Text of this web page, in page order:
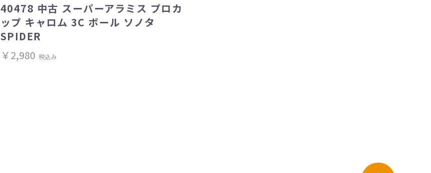
40478 中古 スーパーアラミス プロカ
ップ キャロム 3C ボール ソノタ
SPIDER
￥2,980 税込み